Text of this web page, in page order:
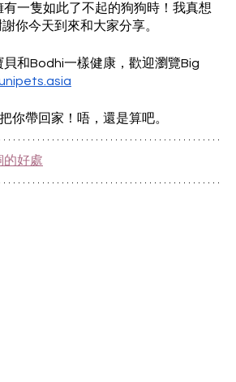
一隻如此了不起的狗狗時！我真想
你今天到來和大家分享。
和Bodhi一樣健康，歡迎瀏覽Big
你帶回家！唔，還是算吧。
的好處